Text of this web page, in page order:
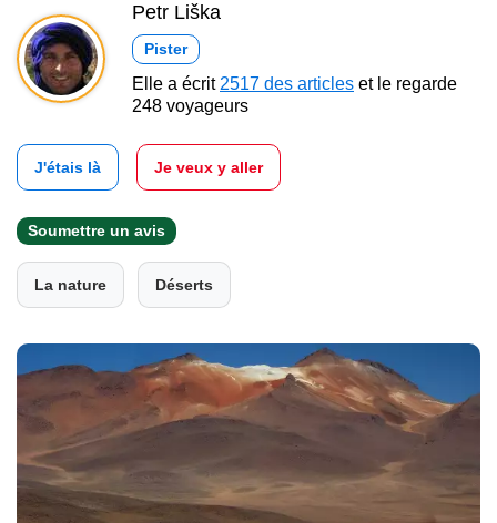
Petr Liška
Pister
Elle a écrit 2517 des articles et le regarde
248 voyageurs
J'étais là Je veux y aller
Soumettre un avis
La nature Déserts